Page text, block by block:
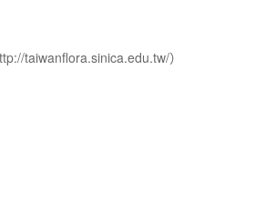
taiwanflora.sinica.edu.tw/）